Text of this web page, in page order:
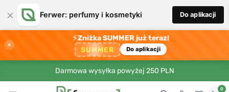
× Ferwer: perfumy i kosmetyki Do aplikacji
×
⚡Zniżka SUMMER już teraz!
SUMMER Do aplikacji
Darmowa wysyłka powyżej 250 PLN
0